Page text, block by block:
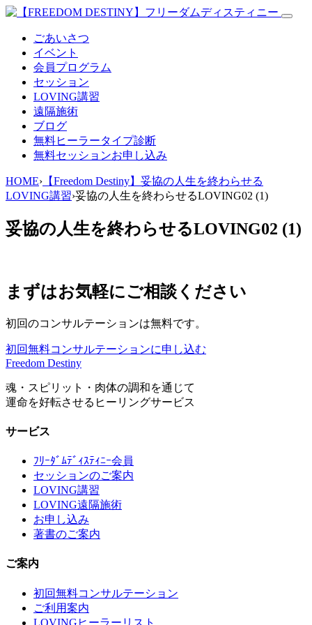
ごあいさつ
イベント
会員プログラム
セッション
LOVING講習
遠隔施術
ブログ
無料ヒーラータイプ診断
無料セッションお申し込み
HOME› 【Freedom Destiny】妥協の人生を終わらせる
LOVING講習›妥協の人生を終わらせるLOVING02 (1)
妥協の人生を終わらせるLOVING02 (1)
まずはお気軽にご相談ください
初回のコンサルテーションは無料です。
初回無料コンサルテーションに申し込む
Freedom Destiny
魂・スピリット・肉体の調和を通じて
運命を好転させるヒーリングサービス
サービス
ﾌﾘｰﾀﾞﾑﾃﾞｨｽﾃｨﾆｰ会員
セッションのご案内
LOVING講習
LOVING遠隔施術
お申し込み
著書のご案内
ご案内
初回無料コンサルテーション
ご利用案内
LOVINGヒーラーリスト